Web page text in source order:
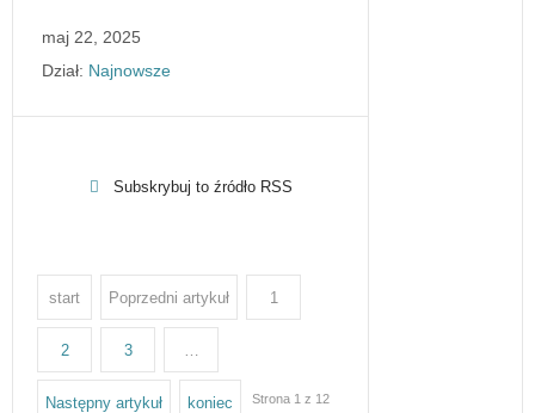
maj 22, 2025
Dział: Najnowsze
Subskrybuj to źródło RSS
start Poprzedni artykuł 1
2 3 …
Następny artykuł koniec Strona 1 z 12